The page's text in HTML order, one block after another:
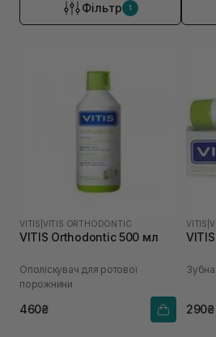
Фільтр 1
VITIS VITIS ORTHODONTIC
VITIS Orthodontic 500 мл
Ополіскувач для ротової
порожнини
460₴
VITIS
Зубна
290₴